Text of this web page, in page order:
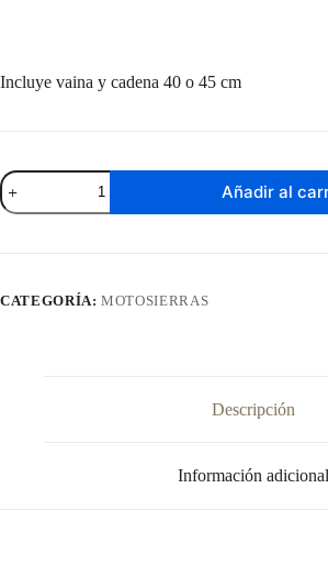
Incluye vaina y cadena 40 o 45 cm
Motosierra
Stihl
MS
Cm
Añadir al
CATEGORÍA:MOTOSIERRAS
Descripción
Información adicional